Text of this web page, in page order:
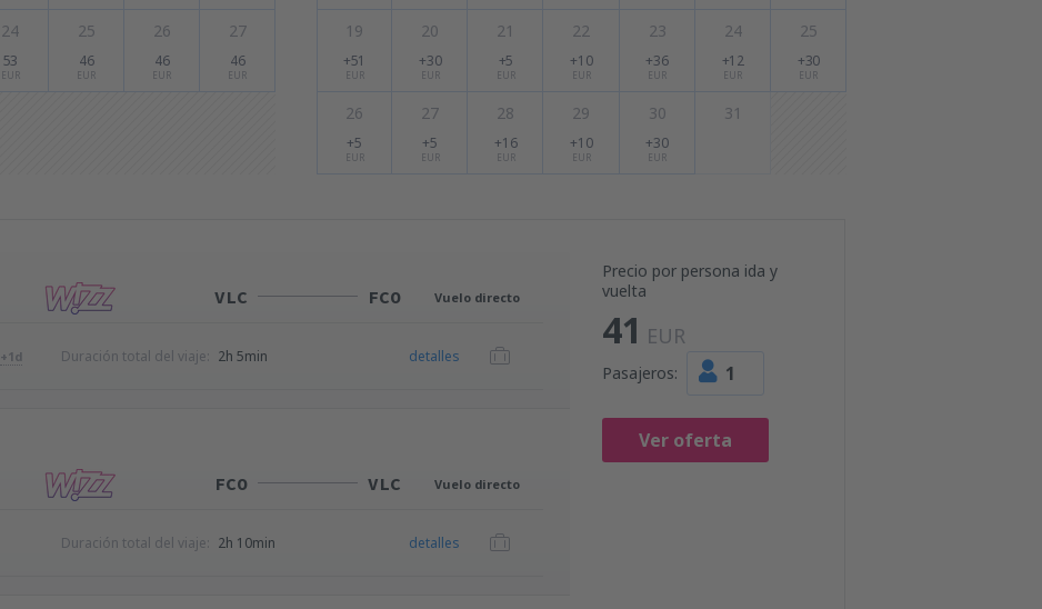
24
53
EUR
25
46
EUR
26
46
EUR
27
46
EUR
19
+51
EUR
20
+30
EUR
21
+5
EUR
22
+10
EUR
23
+36
EUR
24
+12
EUR
25
+30
EUR
26
+5
EUR
27
+5
EUR
28
+16
EUR
29
+10
EUR
30
+30
EUR
31
Precio por persona ida y
vuelta
41 EUR
Pasajeros: 1
Ver oferta
VLC FCO Vuelo directo
+1d Duración total del viaje: 2h 5min detalles
FCO VLC Vuelo directo
Duración total del viaje: 2h 10min detalles